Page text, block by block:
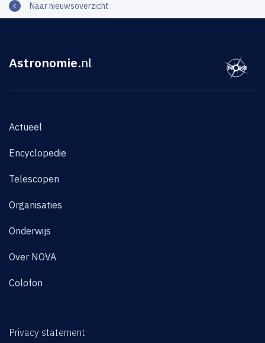
Naar nieuwsoverzicht
Astronomie.nl
Actueel
Encyclopedie
Telescopen
Organisaties
Onderwijs
Over NOVA
Colofon
Privacy statement